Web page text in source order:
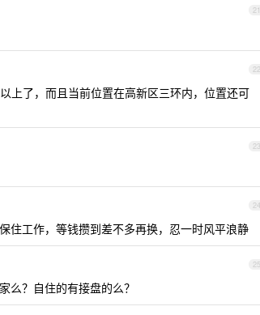
21
22
上了，而且当前位置在高新区三环内，位置还可
23
24
住工作，等钱攒到差不多再换，忍一时风平浪静
25
么？自住的有接盘的么？